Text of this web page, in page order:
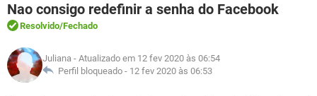
INSTAGRAM GMAIL
GUIA DE COMPRAS
OUTLOOK
INSTAGRAM
GUIA DE COMPRAS
JOGOS WHATSAPP
CELULAR
OUTLOOK EXCEL
INSTAGRAM
FÓRUM
JOGOS
CELULAR FACEBOOK
GLOSSÁRIO
JOGOS
Nao consigo redefinir a senha do Facebook
Resolvido/Fechado
Juliana - Atualizado em 12 fev 2020 às 06:54
Perfil bloqueado - 12 fev 2020 às 06:53